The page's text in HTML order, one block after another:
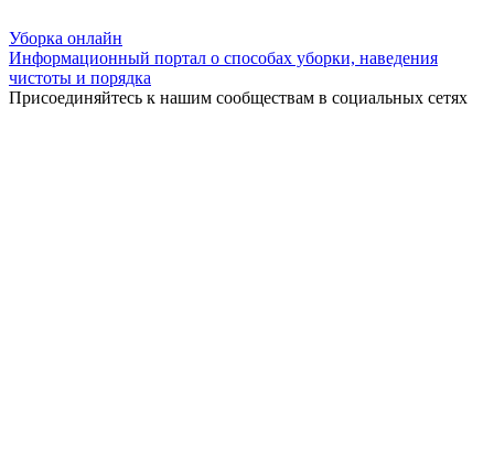
Уборка онлайн
Информационный портал о способах уборки, наведения
чистоты и порядка
Присоединяйтесь к нашим сообществам в социальных сетях